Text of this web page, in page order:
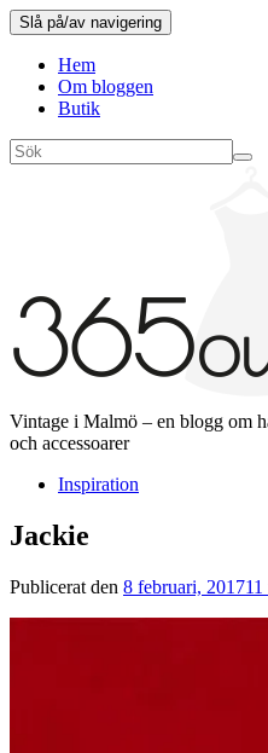
Slå på/av navigering
Hem
Om bloggen
Butik
Vintage i Malmö – en blogg om
och accessoarer
Inspiration
Jackie
Publicerat den 8 februari, 2017